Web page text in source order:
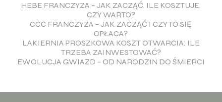
HEBE FRANCZYZA – JAK ZACZĄĆ, ILE KOSZTUJE,
CZY WARTO?
CCC FRANCZYZA – JAK ZACZĄĆ I CZY TO SIĘ
OPŁACA?
LAKIERNIA PROSZKOWA KOSZT OTWARCIA: ILE
TRZEBA ZAINWESTOWAĆ?
EWOLUCJA GWIAZD – OD NARODZIN DO ŚMIERCI